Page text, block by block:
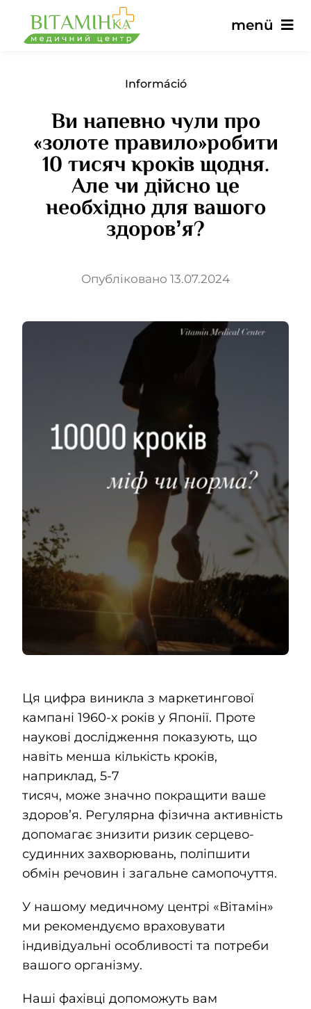
tartalomra
menü
Fő
Szolgáltatások
Orvosok
Árak
Kapcsolatok
Információ
Ви напевно чули про
«золоте правило»робити
10 тисяч кроків щодня.
Але чи дійсно це
необхідно для вашого
здоровʼя?
Опубліковано 13.07.2024
Ця цифра виникла з маркетингової
кампані 1960-х років у Японії. Проте
наукові дослідження показують, що
навіть менша кількість кроків,
наприклад, 5-7
тисяч, може значно покращити ваше
здоровʼя. Регулярна фізична активність
допомагає знизити ризик серцево-
судинних захворювань, поліпшити
обмін речовин і загальне самопочуття.
У нашому медичному центрі «Вітамін»
ми рекомендуємо враховувати
індивідуальні особливості та потреби
вашого організму.
Наші фахівці допоможуть вам